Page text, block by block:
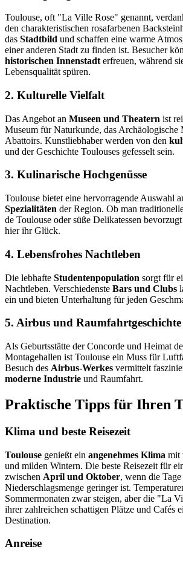
Toulouse, oft "La Ville Rose" genannt,
den charakteristischen rosafarbenen
das Stadtbild und schaffen eine warme
einer anderen Stadt zu finden ist. Besucher
historischen Innenstadt erfreuen, während
Lebensqualität spüren.
2. Kulturelle Vielfalt
Das Angebot an Museen und Theatern ist
Museum für Naturkunde, das Archäologische
Abattoirs. Kunstliebhaber werden von den
und der Geschichte Toulouses gefesselt sein.
3. Kulinarische Hochgenüsse
Toulouse bietet eine hervorragende Auswahl
Spezialitäten der Region. Ob man
de Toulouse oder süße Delikatessen
hier ihr Glück.
4. Lebensfrohes Nachtleben
Die lebhafte Studentenpopulation sorgt für
Nachtleben. Verschiedenste Bars und Clubs
ein und bieten Unterhaltung für jeden
5. Airbus und Raumfahrtgeschichte
Als Geburtsstätte der Concorde und Heimat
Montagehallen ist Toulouse ein Muss für
Besuch des Airbus-Werkes vermittelt
moderne Industrie und Raumfahrt.
Praktische Tipps für Ihren
Klima und beste Reisezeit
Toulouse genießt ein angenehmes Klima mit
und milden Wintern. Die beste Reisezeit für
zwischen April und Oktober, wenn die
Niederschlagsmenge geringer ist.
Sommermonaten zwar steigen, aber die "La
ihrer zahlreichen schattigen Plätze und Cafés
Destination.
Anreise